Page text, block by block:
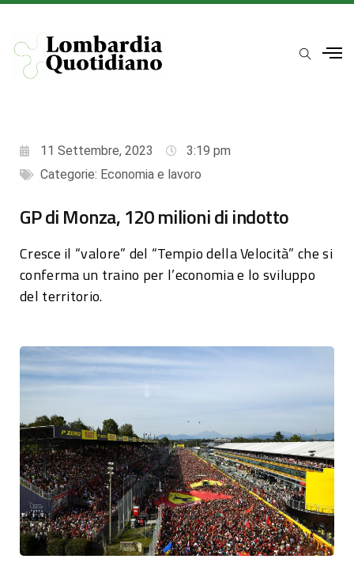
11 Settembre, 2023
3:19 pm
Categorie: Economia e lavoro
GP di Monza, 120 milioni di indotto
Cresce il “valore” del “Tempio della Velocità” che si
conferma un traino per l’economia e lo sviluppo
del territorio.